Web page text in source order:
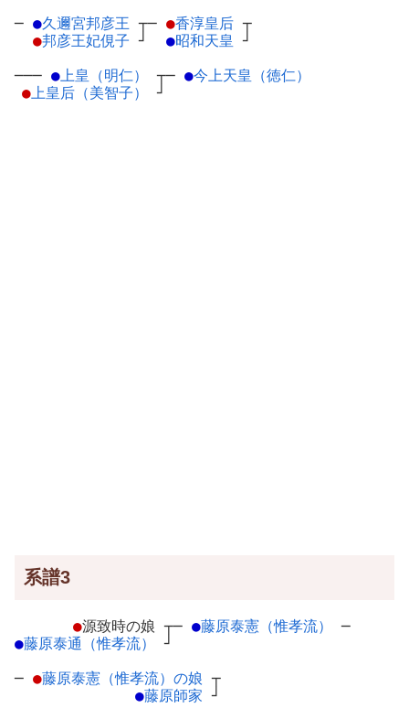
─ ●久邇宮邦彦王 ┬
●邦彦王妃俔子 ┘
─ ●香淳皇后 ┬
●昭和天皇 ┘
─── ● 上皇（明仁）
┬
● 上皇后（美智子） ┘
─ ●今上天皇（徳仁）
系譜3
●源致時の娘 ┬
●藤原泰通（惟孝流） ┘
─ ●藤原泰憲（惟孝流） ─
─ ●藤原泰憲（惟孝流）の娘 ┬
●藤原師家 ┘